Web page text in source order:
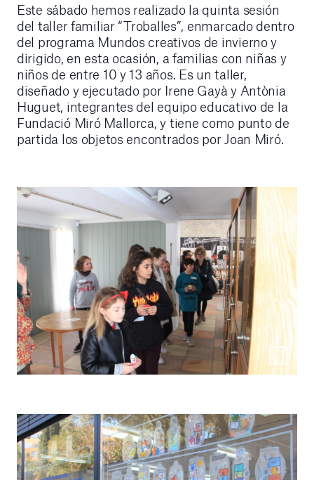
Este sábado hemos realizado la quinta sesión
del taller familiar “Troballes”, enmarcado dentro
del programa Mundos creativos de invierno y
dirigido, en esta ocasión, a familias con niñas y
niños de entre 10 y 13 años. Es un taller,
diseñado y ejecutado por Irene Gayà y Antònia
Huguet, integrantes del equipo educativo de la
Fundació Miró Mallorca, y tiene como punto de
partida los objetos encontrados por Joan Miró.